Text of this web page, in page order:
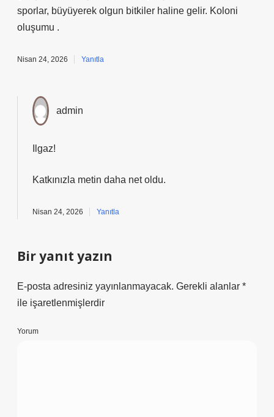
sporlar, büyüyerek olgun bitkiler haline gelir. Koloni
oluşumu .
Nisan 24, 2026 Yanıtla
Ilgaz!
Katkınızla metin daha netoldu.
Nisan 24, 2026 Yanıtla
Bir yanıt yazın
E-posta adresiniz yayınlanmayacak. Gerekli alanlar *
ile işaretlenmişlerdir
Yorum